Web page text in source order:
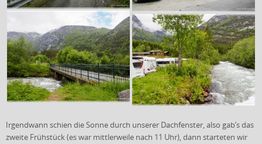
Irgendwann schien die Sonne durch unserer Dachfenster, also gab’s das
zweite Frühstück (es war mittlerweile nach 11 Uhr), dann starteten wir